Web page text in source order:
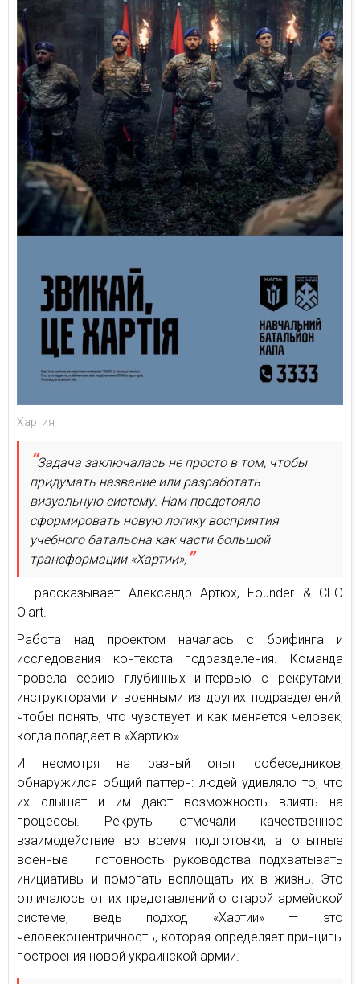
Хартия
Задача заключалась не просто в том, чтобы
придумать название или разработать
визуальную систему. Нам предстояло
сформировать новую логику восприятия
учебного батальона как части большой
трансформации «Хартии»,
— рассказывает Александр Артюх, Founder & CEO
Olart.
Работа над проектом началась с брифинга и
исследования контекста подразделения. Команда
провела серию глубинных интервью с рекрутами,
инструкторами и военными из других подразделений,
чтобы понять, что чувствует и как меняется человек,
когда попадает в «Хартию».
И несмотря на разный опыт собеседников,
обнаружился общий паттерн: людей удивляло то, что
их слышат и им дают возможность влиять на
процессы. Рекруты отмечали качественное
взаимодействие во время подготовки, а опытные
военные — готовность руководства подхватывать
инициативы и помогать воплощать их в жизнь. Это
отличалось от их представлений о старой армейской
системе, ведь подход «Хартии» — это
человекоцентричность, которая определяет принципы
построения новой украинской армии.